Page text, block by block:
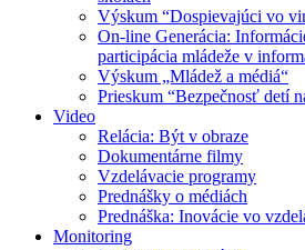
Výskum “Dospievajúci vo
On-line Generácia:
participácia mládeže v
Výskum „Mládež a médiá“
Prieskum “Bezpečnosť detí
Video
Relácia: Být v obraze
Dokumentárne filmy
Vzdelávacie programy
Prednášky o médiách
Prednáška: Inovácie vo
Monitoring